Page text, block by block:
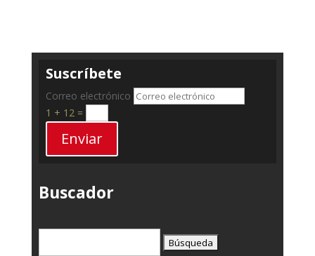
Suscríbete
Correo electrónico
1 + 12=
Enviar
Buscador